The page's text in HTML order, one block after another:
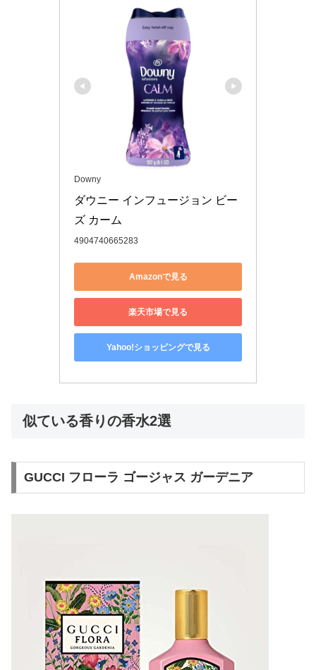
Downy
ダウニー インフュージョン ビー
ズ カーム
4904740665283
Amazonで見る
楽天市場で見る
Yahoo!ショッピングで見る
似ている香りの香水2選
GUCCI フローラ ゴージャス ガーデニア